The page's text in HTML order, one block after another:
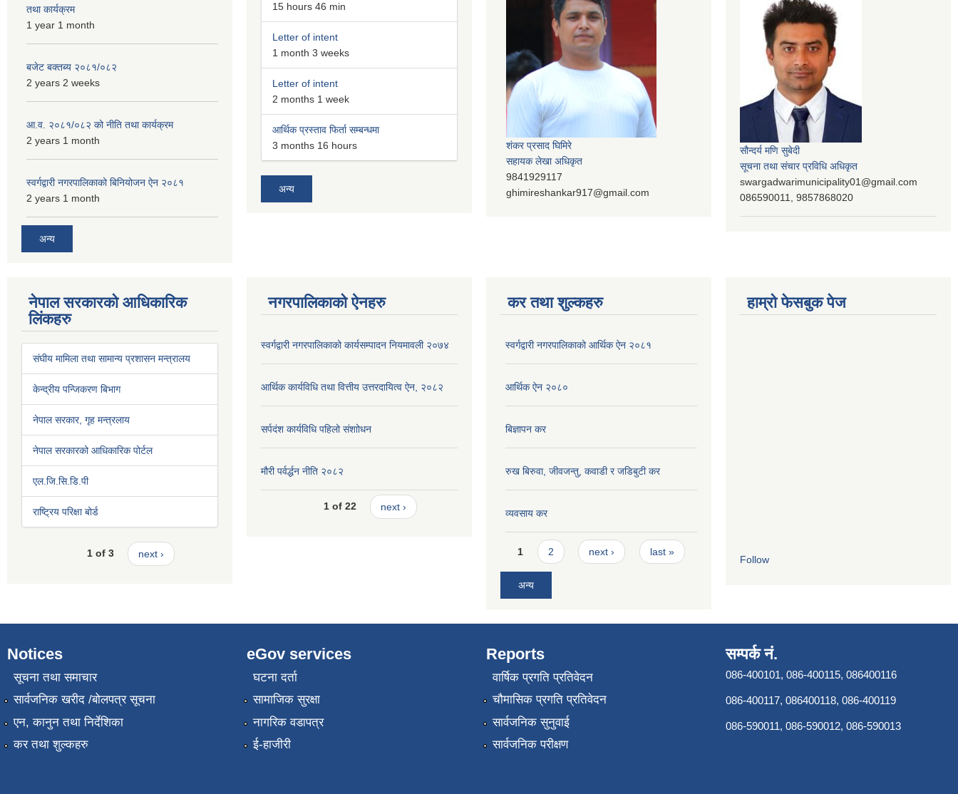
तथा कार्यक्रम
1 year 1 month
बजेट बक्तब्य २०८१/०८२
2 years 2 weeks
आ.व. २०८१/०८२ को नीति तथा कार्यक्रम
2 years 1 month
स्वर्गद्वारी नगरपालिकाको बिनियोजन ऐन २०८१
2 years 1 month
अन्य
15 hours 46 min
Letter of intent
1 month 3 weeks
Letter of intent
2 months 1 week
आर्थिक प्रस्ताव फिर्ता सम्बन्धमा
3 months 16 hours
अन्य
शंकर प्रसाद घिमिरे
सहायक लेखा अधिकृत
9841929117
ghimireshankar917@gmail.com
सौन्दर्य मणि सुबेदी
सूचना तथा संचार प्रविधि अधिकृत
swargadwarimunicipality01@gmail.com
086590011, 9857868020
नेपाल सरकारको आधिकारिक
लिंकहरु
संघीय मामिला तथा सामान्य प्रशासन मन्त्रालय
केन्द्रीय पन्जिकरण बिभाग
नेपाल सरकार, गृह मन्त्रलाय
नेपाल सरकारको आधिकारिक पोर्टल
एल.जि.सि.डि.पी
राष्ट्रिय परिक्षा बोर्ड
1 of 3 next ›
नगरपालिकाको ऐनहरु
स्वर्गद्वारी नगरपालिकाको कार्यसम्पादन नियमावली २०७४
आर्थिक कार्यविधि तथा वित्तीय उत्तरदायित्व ऐन, २०८२
सर्पदंश कार्यविधि पहिलो संशाोधन
मौरी पर्वर्द्धन नीति २०८२
1 of 22 next ›
कर तथा शुल्कहरु
स्वर्गद्वारी नगरपालिकाको आर्थिक ऐन २०८१
आर्थिक ऐन २०८०
बिज्ञापन कर
रुख बिरुवा, जीवजन्तु, कवाडी र जडिबुटी कर
व्यवसाय कर
Pages
1 2 next › last »
अन्य
हाम्रो फेसबुक पेज
Follow
Notices
सूचना तथा समाचार
सार्वजनिक खरीद /बोलपत्र सूचना
एन, कानुन तथा निर्देशिका
कर तथा शुल्कहरु
eGov services
घटना दर्ता
सामाजिक सुरक्षा
नागरिक वडापत्र
ई-हाजीरी
Reports
वार्षिक प्रगति प्रतिवेदन
चौमासिक प्रगति प्रतिवेदन
सार्वजनिक सुनुवाई
सार्वजनिक परीक्षण
सम्पर्क नं.
086-400101, 086-400115, 086400116
086-400117, 086400118, 086-400119
086-590011, 086-590012, 086-590013